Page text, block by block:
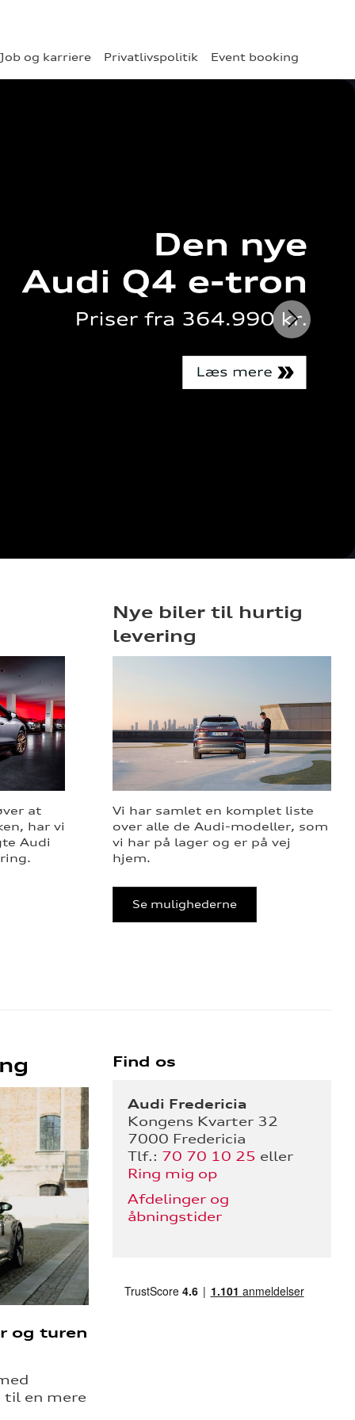
Job og karriere Privatlivspolitik Event booking
at
har vi
Audi
Nye biler til hurtig
levering
Vi har samlet en komplet liste
over alle de Audi-modeller, som
vi har på lager og er på vej
hjem.
Se mulighederne
og turen
til en mere
Find os
Audi Fredericia
Kongens Kvarter 32
7000 Fredericia
Tlf.: 70 70 10 25 eller
Ring mig op
Afdelinger og
åbningstider